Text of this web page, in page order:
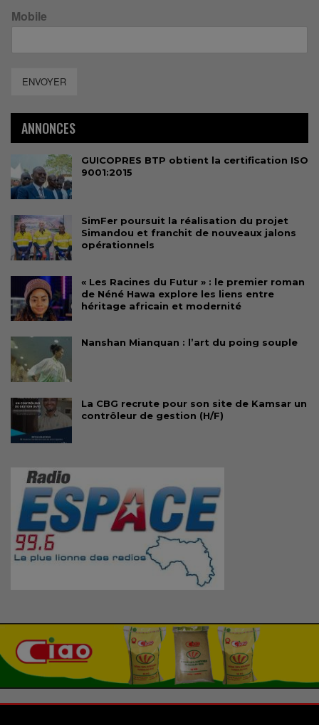
Mobile
ENVOYER
ANNONCES
GUICOPRES BTP obtient la certification ISO
9001:2015
SimFer poursuit la réalisation du projet
Simandou et franchit de nouveaux jalons
opérationnels
« Les Racines du Futur » : le premier roman
de Néné Hawa explore les liens entre
héritage africain et modernité
Nanshan Mianquan : l’art du poing souple
La CBG recrute pour son site de Kamsar un
contrôleur de gestion (H/F)